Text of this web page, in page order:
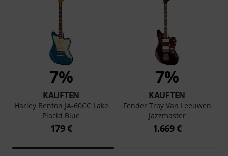
7%
KAUFTEN
Harley Benton JA-60CC Lake
Placid Blue
179 €
7%
KAUFTEN
Fender Troy Van Leeuwen
Jazzmaster
1.669 €